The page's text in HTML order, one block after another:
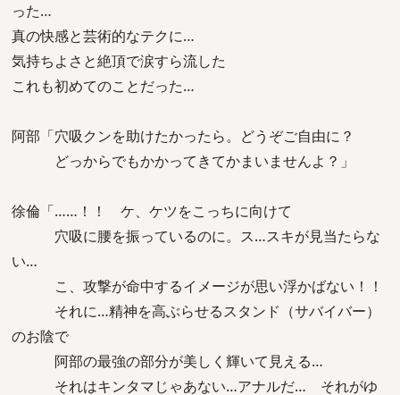
った…
真の快感と芸術的なテクに…
気持ちよさと絶頂で涙すら流した
これも初めてのことだった…
阿部「穴吸クンを助けたかったら。どうぞご自由に？
どっからでもかかってきてかまいませんよ？」
徐倫「……！！ ケ、ケツをこっちに向けて
穴吸に腰を振っているのに。ス…スキが見当たらな
い…
こ、攻撃が命中するイメージが思い浮かばない！！
それに…精神を高ぶらせるスタンド（サバイバー）
のお陰で
阿部の最強の部分が美しく輝いて見える…
それはキンタマじゃあない…アナルだ… それがゆ